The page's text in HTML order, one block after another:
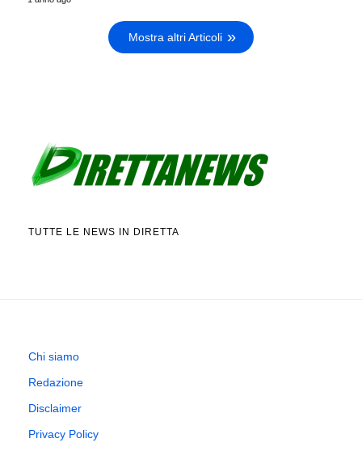
Mostra altri Articoli
TUTTE LE NEWS IN DIRETTA
Chi siamo
Redazione
Disclaimer
Privacy Policy